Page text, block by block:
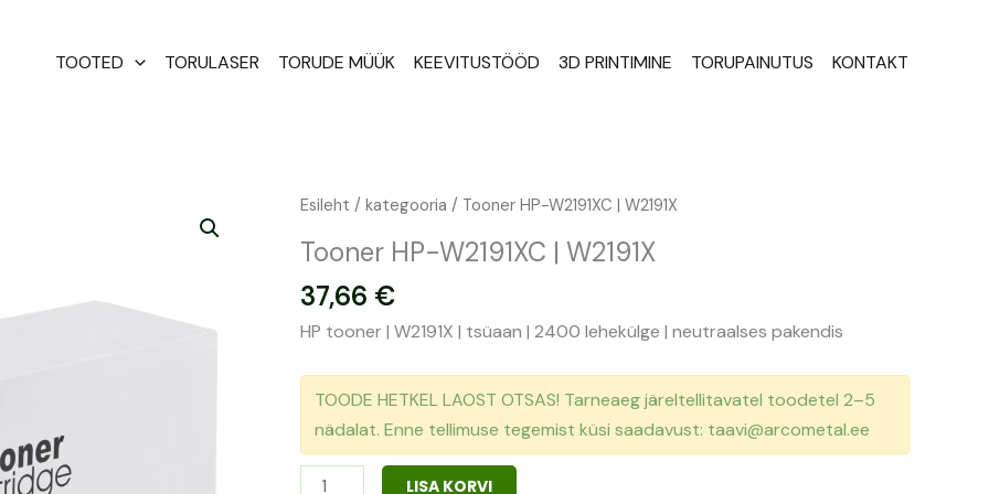
TOOTED TORULASER TORUDE MÜÜK KEEVITUSTÖÖD 3D PRINTIMINE TORUPAINUTUS KONTAKT
Esileht / kategooria / Tooner HP-W2191XC | W2191X
Tooner HP-W2191XC | W2191X
37,66 €
HP tooner | W2191X | tsüaan | 2400 lehekülge | neutraalses pakendis
TOODE HETKEL LAOST OTSAS! Tarneaeg järeltellitavatel toodetel 2–5
nädalat. Enne tellimuse tegemist küsi saadavust: taavi@arcometal.ee
Tooner
W2191XC
|
W2191X
LISA KORVI